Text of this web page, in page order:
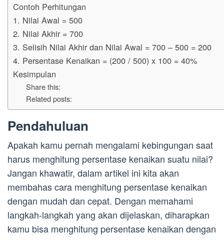
Contoh Perhitungan
1. Nilai Awal = 500
2. Nilai Akhir = 700
3. Selisih Nilai Akhir dan Nilai Awal = 700 – 500 = 200
4. Persentase Kenaikan = (200 / 500) x 100 = 40%
Kesimpulan
Share this:
Related posts:
Pendahuluan
Apakah kamu pernah mengalami kebingungan saat
harus menghitung persentase kenaikan suatu nilai?
Jangan khawatir, dalam artikel ini kita akan
membahas cara menghitung persentase kenaikan
dengan mudah dan cepat. Dengan memahami
langkah-langkah yang akan dijelaskan, diharapkan
kamu bisa menghitung persentase kenaikan dengan